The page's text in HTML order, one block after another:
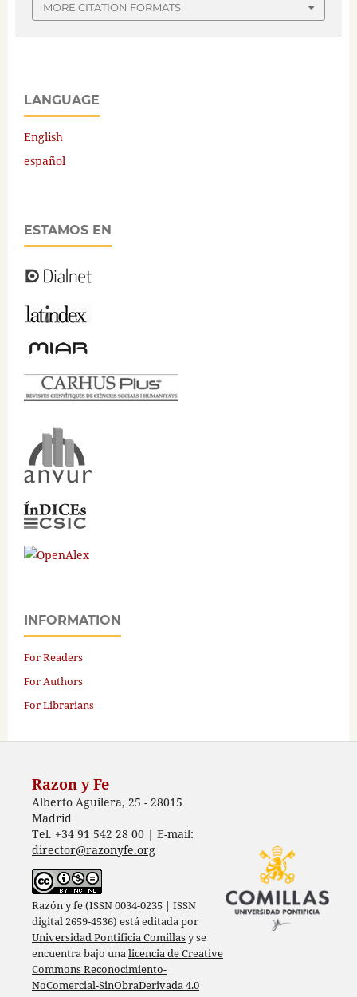
MORE CITATION FORMATS
LANGUAGE
English
español
ESTAMOS EN
INFORMATION
For Readers
For Authors
For Librarians
Razon y Fe
Alberto Aguilera, 25 - 28015
Madrid
Tel. +34 91 542 28 00 | E-mail:
director@razonyfe.org
Razón y fe (ISSN 0034-0235 | ISSN
digital 2659-4536) está editada por
Universidad Pontificia Comillasy se
encuentra bajo unalicencia de Creative
Commons Reconocimiento-
NoComercial-SinObraDerivada 4.0